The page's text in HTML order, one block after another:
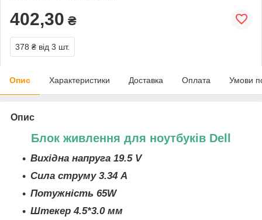
402,30 ₴
378 ₴ від 3 шт.
Опис Характеристики Доставка Оплата Умови
Опис
Блок живлення для ноутбуків Dell
Вихідна напруга 19.5 V
Сила струму 3.34 A
Потужність 65W
Штекер 4.5*3.0 мм